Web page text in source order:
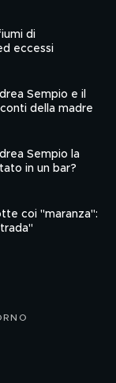
di
eccessi
Sempio e il
della madre
Sempio la
in un bar?
coi "maranza":